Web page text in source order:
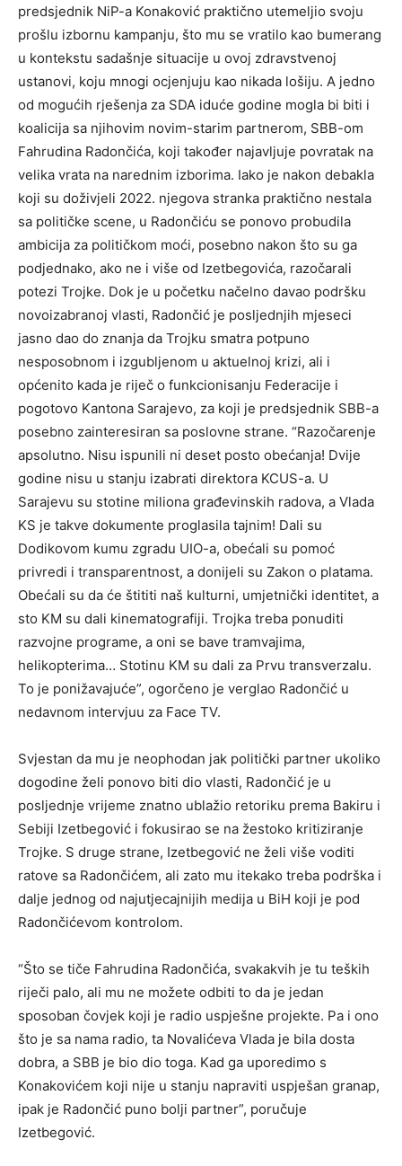
predsjednik NiP-a Konaković praktično utemeljio svoju
prošlu izbornu kampanju, što mu se vratilo kao bumerang
u kontekstu sadašnje situacije u ovoj zdravstvenoj
ustanovi, koju mnogi ocjenjuju kao nikada lošiju. A jedno
od mogućih rješenja za SDA iduće godine mogla bi biti i
koalicija sa njihovim novim-starim partnerom, SBB-om
Fahrudina Radončića, koji također najavljuje povratak na
velika vrata na narednim izborima. Iako je nakon debakla
koji su doživjeli 2022. njegova stranka praktično nestala
sa političke scene, u Radončiću se ponovo probudila
ambicija za političkom moći, posebno nakon što su ga
podjednako, ako ne i više od Izetbegovića, razočarali
potezi Trojke. Dok je u početku načelno davao podršku
novoizabranoj vlasti, Radončić je posljednjih mjeseci
jasno dao do znanja da Trojku smatra potpuno
nesposobnom i izgubljenom u aktuelnoj krizi, ali i
općenito kada je riječ o funkcionisanju Federacije i
pogotovo Kantona Sarajevo, za koji je predsjednik SBB-a
posebno zainteresiran sa poslovne strane. “Razočarenje
apsolutno. Nisu ispunili ni deset posto obećanja! Dvije
godine nisu u stanju izabrati direktora KCUS-a. U
Sarajevu su stotine miliona građevinskih radova, a Vlada
KS je takve dokumente proglasila tajnim! Dali su
Dodikovom kumu zgradu UIO-a, obećali su pomoć
privredi i transparentnost, a donijeli su Zakon o platama.
Obećali su da će štititi naš kulturni, umjetnički identitet, a
sto KM su dali kinematografiji. Trojka treba ponuditi
razvojne programe, a oni se bave tramvajima,
helikopterima… Stotinu KM su dali za Prvu transverzalu.
To je ponižavajuće”, ogorčeno je verglao Radončić u
nedavnom intervjuu za Face TV.
Svjestan da mu je neophodan jak politički partner ukoliko
dogodine želi ponovo biti dio vlasti, Radončić je u
posljednje vrijeme znatno ublažio retoriku prema Bakiru i
Sebiji Izetbegović i fokusirao se na žestoko kritiziranje
Trojke. S druge strane, Izetbegović ne želi više voditi
ratove sa Radončićem, ali zato mu itekako treba podrška i
dalje jednog od najutjecajnijih medija u BiH koji je pod
Radončićevom kontrolom.
“Što se tiče Fahrudina Radončića, svakakvih je tu teških
riječi palo, ali mu ne možete odbiti to da je jedan
sposoban čovjek koji je radio uspješne projekte. Pa i ono
što je sa nama radio, ta Novalićeva Vlada je bila dosta
dobra, a SBB je bio dio toga. Kad ga uporedimo s
Konakovićem koji nije u stanju napraviti uspješan granap,
ipak je Radončić puno bolji partner”, poručuje
Izetbegović.